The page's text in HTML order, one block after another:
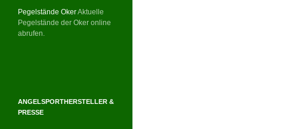
Pegelstände OkerAktuelle
Pegelstände der Oker online
abrufen.
ANGELSPORTHERSTELLER &
PRESSE